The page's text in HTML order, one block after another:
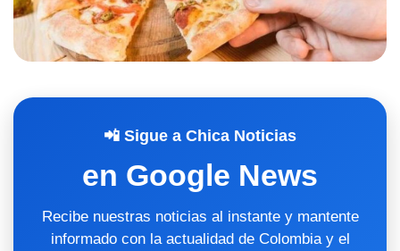
📲 Sigue a Chica Noticias
en Google News
Recibe nuestras noticias al instante y mantente
informado con la actualidad de Colombia y el